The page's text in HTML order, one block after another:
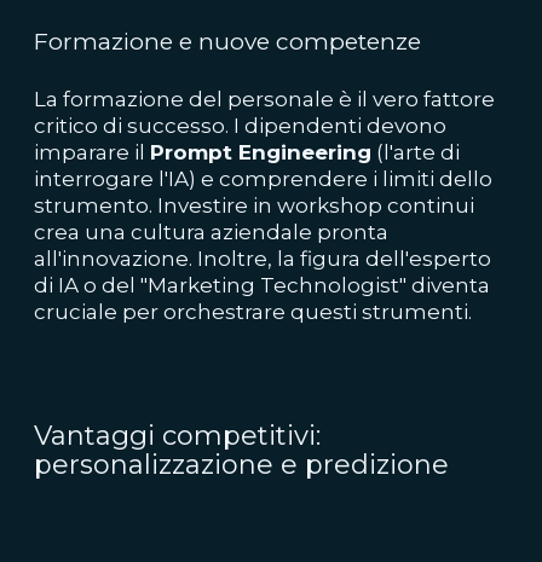
Formazione e nuove competenze
La formazione del personale è il vero fattore
critico di successo. I dipendenti devono
imparare il Prompt Engineering (l'arte di
interrogare l'IA) e comprendere i limiti dello
strumento. Investire in workshop continui
crea una cultura aziendale pronta
all'innovazione. Inoltre, la figura dell'esperto
di IA o del "Marketing Technologist" diventa
cruciale per orchestrare questi strumenti.
Vantaggi competitivi:
personalizzazione e predizione